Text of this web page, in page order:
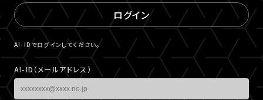
ログイン
A!-IDでログインしてください。
A!-ID（メールアドレス）